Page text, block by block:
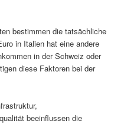
bestimmen die tatsächliche
in Italien hat eine andere
in der Schweiz oder
diese Faktoren bei der
beeinflussen die